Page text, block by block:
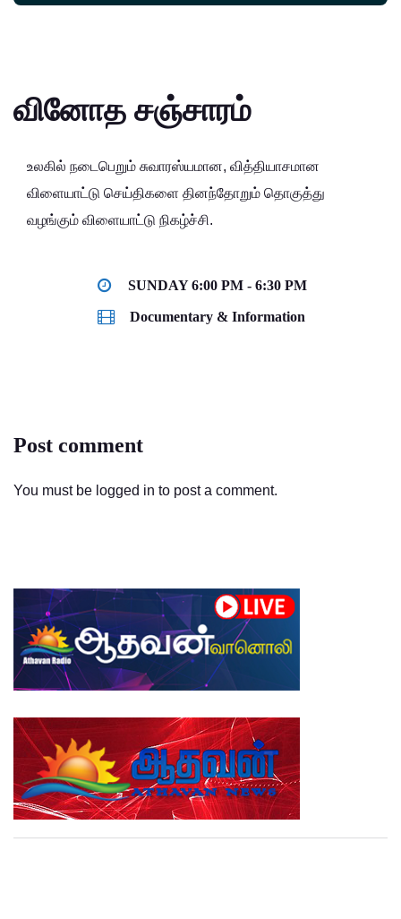
வினோத சஞ்சாரம்
உலகில் நடைபெறும் சுவாரஸ்யமான, வித்தியாசமான
விளையாட்டு செய்திகளை தினந்தோறும் தொகுத்து
வழங்கும் விளையாட்டு நிகழ்ச்சி.
SUNDAY 6:00 PM - 6:30 PM
Documentary & Information
Post comment
You must be logged in to post a comment.